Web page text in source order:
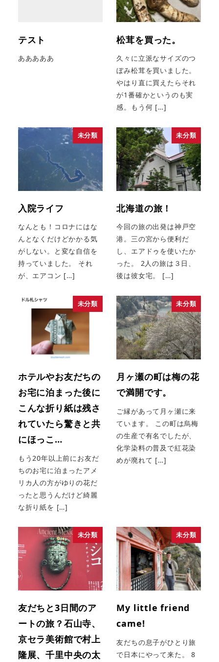
テスト
あああああ
松茸を買った。
久々に立派なサイズのつ
ぼみ松茸を買いました。
やはり直に買えたらそれ
が1番確かというのも実
感。もう何 […]
未分類
入院ライフ
なんとも！コロナにはな
んとなくだけどかかる気
がしない。と変な自信を
持っていました。 それ
が、エアコン […]
未分類
北海道の旅！
今回の旅の出発は神戸空
港。三の宮から便利だ
し、エアドゥを使いたか
った。 2人の旅は３日、
後は彼女宅。 […]
未分類
ホテルやお友だちの
お宅に泊まった後に
こんな折り紙は残さ
れていたら驚きと共
にほっこ…
もう20年以上前にお友だ
ちのお宅に泊まったアメ
リカ人の方がゆりの花だ
ったと思うんだけど綺麗
な折り紙を […]
未分類
月ヶ瀬の町は梅の花
で満開です。
ご縁があって月ヶ瀬に来
ています。 この町は烏梅
の生産で有名でしたが、
化学染料の普及で紅花染
めが廃れて […]
未分類
友だちと3日間のア
ートの旅？石山寺、
京セラ美術館で村上
隆展、千里中央の太
未分類
My little friend
came!
友だちの息子がひとり旅
で日本にやって来た。 8